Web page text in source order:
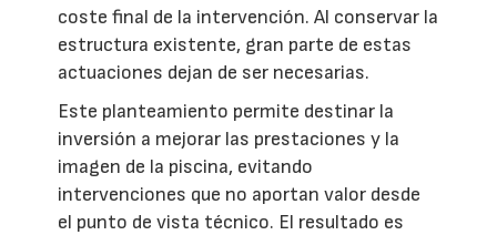
coste final de la intervención. Al conservar la
estructura existente, gran parte de estas
actuaciones dejan de ser necesarias.
Este planteamiento permite destinar la
inversión a mejorar las prestaciones y la
imagen de la piscina, evitando
intervenciones que no aportan valor desde
el punto de vista técnico. El resultado es